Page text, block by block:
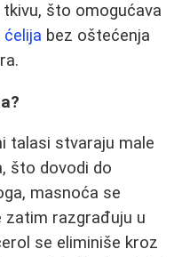
što omogućava
bez oštećenja
talasi stvaraju male
što dovodi do
masnoća se
zatim razgrađuju u
se eliminiše kroz